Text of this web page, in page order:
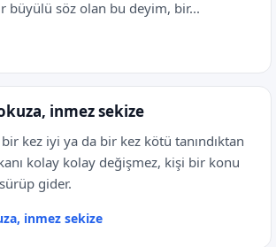
büyülü söz olan bu deyim, bir...
inmez sekize
kez iyi ya da bir kez kötü tanındıktan
kolay kolay değişmez, kişi bir konu
gider.
inmez sekize